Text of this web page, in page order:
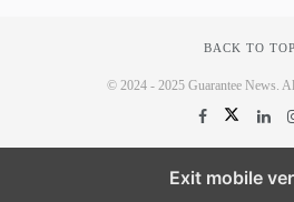
BACK TO TOP
© 2024 - 2025 Guarantee News.
Exit mobile